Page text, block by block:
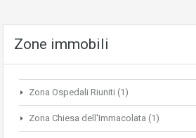
Zone immobili
Zona Ospedali Riuniti (1)
Zona Chiesa dell'Immacolata (1)